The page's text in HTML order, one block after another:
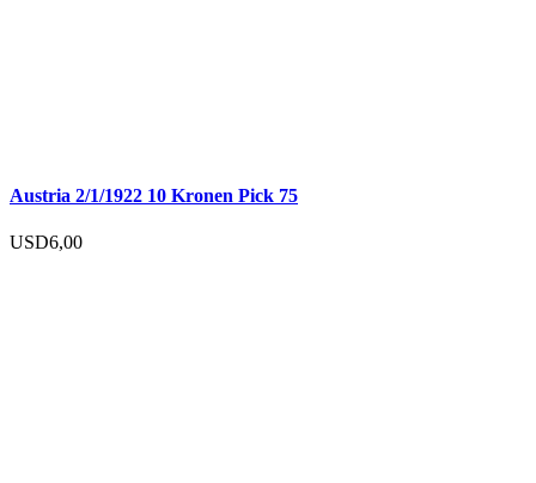
Austria 2/1/1922 10 Kronen Pick 75
USD6,00